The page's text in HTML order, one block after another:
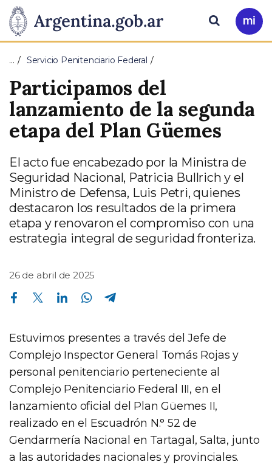
Presidencia
de
la
Nación
Pasar al contenido principal
Ir
a
Buscar
… Servicio Penitenciario Federal
Participamos del
lanzamiento de la segunda
etapa del Plan Güemes
El acto fue encabezado por la Ministra de
Seguridad Nacional, Patricia Bullrich y el
Ministro de Defensa, Luis Petri, quienes
destacaron los resultados de la primera
etapa y renovaron el compromiso con una
estrategia integral de seguridad fronteriza.
26 de abril de 2025
Compartir en Facebook Compartir en Twitter Compartir en Linkedin Compartir en Whatsapp
Estuvimos presentes a través del Jefe de
Complejo Inspector General Tomás Rojas y
personal penitenciario perteneciente al
Complejo Penitenciario Federal III, en el
lanzamiento oficial del Plan Güemes II,
realizado en el Escuadrón N.° 52 de
Gendarmería Nacional en Tartagal, Salta, junto
a las autoridades nacionales y provinciales.